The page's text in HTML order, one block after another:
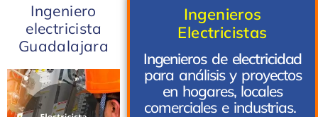
Ingeniero
electricista
Guadalajara
Ingenieros
Electricistas
Ingenieros de electricidad
para análisis y proyectos
en hogares, locales
comerciales e industrias.